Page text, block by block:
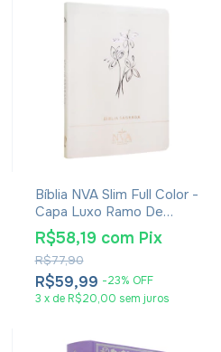
Bíblia NVA Slim Full Color -
Capa Luxo Ramo De
Flores Branco
R$59,99 -23% OFF
R$77,90
R$58,19 com Pix
3 x de R$20,00 sem juros